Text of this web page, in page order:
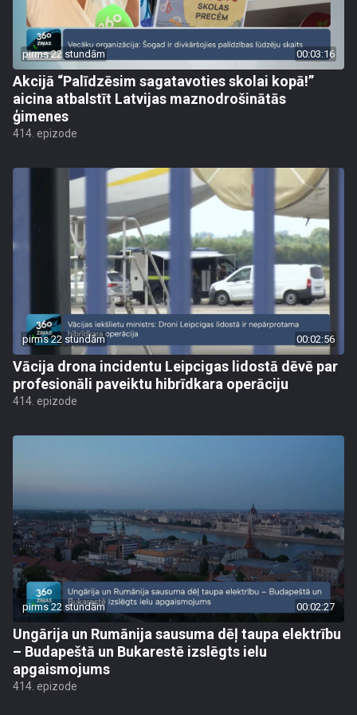
pirms 22 stundām 00:03:16
Akcijā “Palīdzēsim sagatavoties skolai kopā!”
aicina atbalstīt Latvijas maznodrošinātās
ģimenes
414. epizode
pirms 22 stundām 00:02:56
Vācija drona incidentu Leipcigas lidostā dēvē par
profesionāli paveiktu hibrīdkara operāciju
414. epizode
pirms 22 stundām 00:02:27
Ungārija un Rumānija sausuma dēļ taupa elektrību
– Budapeštā un Bukarestē izslēgts ielu
apgaismojums
414. epizode